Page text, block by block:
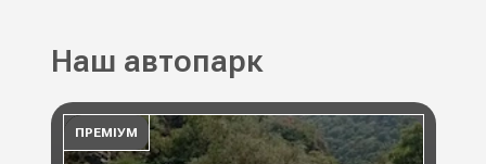
Наш автопарк
ПРЕМІУМ